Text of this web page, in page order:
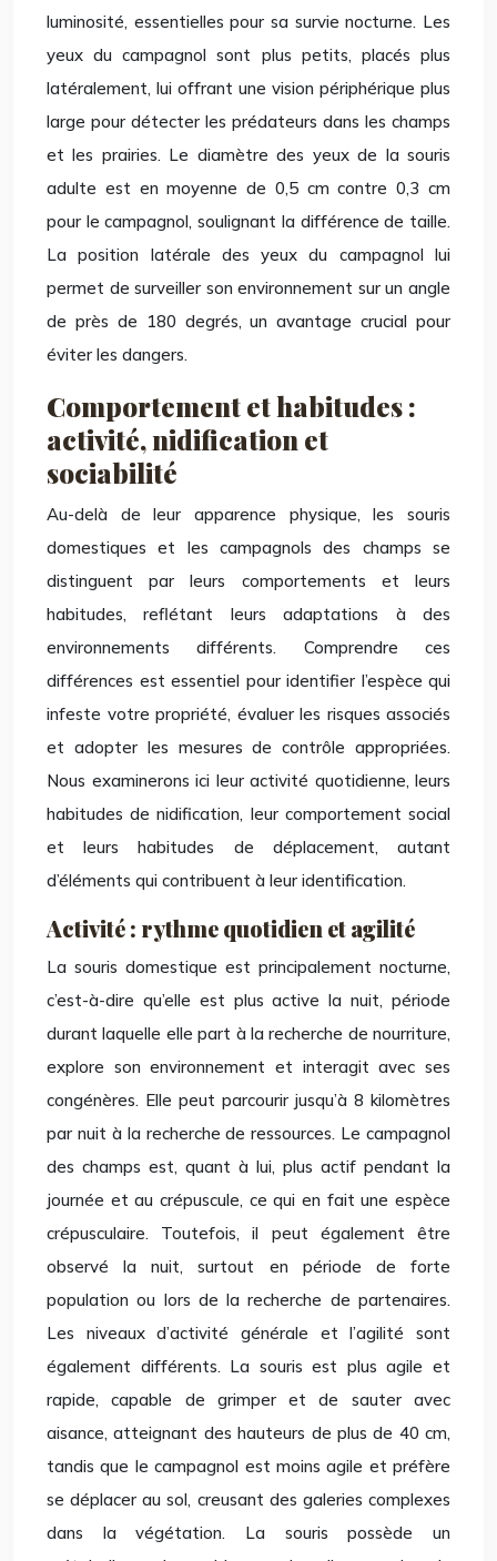
luminosité, essentielles pour sa survie nocturne. Les
yeux du campagnol sont plus petits, placés plus
latéralement, lui offrant une vision périphérique plus
large pour détecter les prédateurs dans les champs
et les prairies. Le diamètre des yeux de la souris
adulte est en moyenne de 0,5 cm contre 0,3 cm
pour le campagnol, soulignant la différence de taille.
La position latérale des yeux du campagnol lui
permet de surveiller son environnement sur un angle
de près de 180 degrés, un avantage crucial pour
éviter les dangers.
Comportement et habitudes :
activité, nidification et
sociabilité
Au-delà de leur apparence physique, les souris
domestiques et les campagnols des champs se
distinguent par leurs comportements et leurs
habitudes, reflétant leurs adaptations à des
environnements différents. Comprendre ces
différences est essentiel pour identifier l’espèce qui
infeste votre propriété, évaluer les risques associés
et adopter les mesures de contrôle appropriées.
Nous examinerons ici leur activité quotidienne, leurs
habitudes de nidification, leur comportement social
et leurs habitudes de déplacement, autant
d’éléments qui contribuent à leur identification.
Activité : rythme quotidien et agilité
La souris domestique est principalement nocturne,
c’est-à-dire qu’elle est plus active la nuit, période
durant laquelle elle part à la recherche de nourriture,
explore son environnement et interagit avec ses
congénères. Elle peut parcourir jusqu’à 8 kilomètres
par nuit à la recherche de ressources. Le campagnol
des champs est, quant à lui, plus actif pendant la
journée et au crépuscule, ce qui en fait une espèce
crépusculaire. Toutefois, il peut également être
observé la nuit, surtout en période de forte
population ou lors de la recherche de partenaires.
Les niveaux d’activité générale et l’agilité sont
également différents. La souris est plus agile et
rapide, capable de grimper et de sauter avec
aisance, atteignant des hauteurs de plus de 40 cm,
tandis que le campagnol est moins agile et préfère
se déplacer au sol, creusant des galeries complexes
dans la végétation. La souris possède un